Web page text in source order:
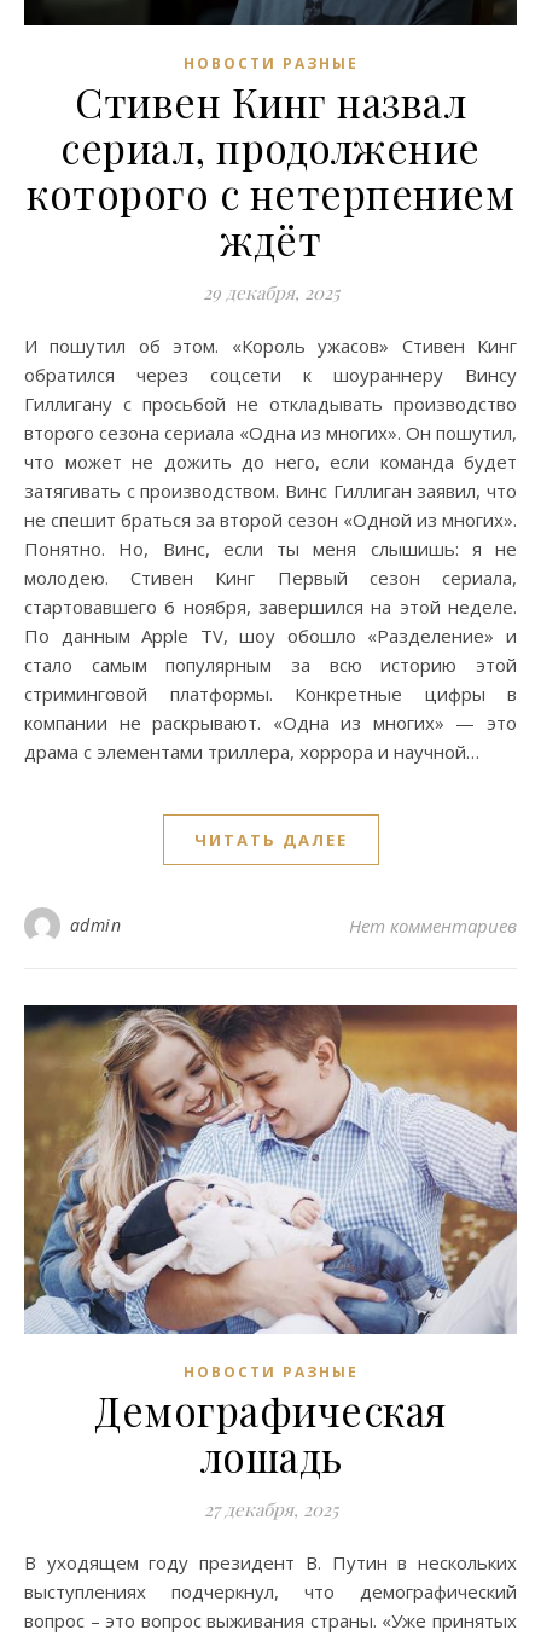
НОВОСТИ РАЗНЫЕ
Стивен Кинг назвал
сериал, продолжение
которого с нетерпением
ждёт
29 декабря, 2025
И пошутил об этом. «Король ужасов» Стивен Кинг
обратился через соцсети к шоураннеру Винсу
Гиллигану с просьбой не откладывать производство
второго сезона сериала «Одна из многих». Он пошутил,
что может не дожить до него, если команда будет
затягивать с производством. Винс Гиллиган заявил, что
не спешит браться за второй сезон «Одной из многих».
Понятно. Но, Винс, если ты меня слышишь: я не
молодею. Стивен Кинг Первый сезон сериала,
стартовавшего 6 ноября, завершился на этой неделе.
По данным Apple TV, шоу обошло «Разделение» и
стало самым популярным за всю историю этой
стриминговой платформы. Конкретные цифры в
компании не раскрывают. «Одна из многих» — это
драма с элементами триллера, хоррора и научной…
ЧИТАТЬ ДАЛЕЕ
admin Нет комментариев
НОВОСТИ РАЗНЫЕ
Демографическая
лошадь
27 декабря, 2025
В уходящем году президент В. Путин в нескольких
выступлениях подчеркнул, что демографический
вопрос – это вопрос выживания страны. «Уже принятых